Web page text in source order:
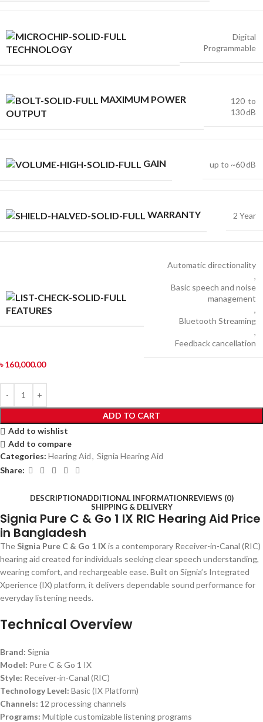
TECHNOLOGY
Digital
Programmable
MAXIMUM POWER
OUTPUT
120 to
130 dB
GAIN up to ~60 dB
WARRANTY 2 Year
FEATURES
Automatic directionality
,
Basic speech and noise
management
,
Bluetooth Streaming
,
Feedback cancellation
৳160,000.00
ADD TO CART
Add to wishlist
Add to compare
Categories: Hearing Aid, Signia Hearing Aid
Share:
DESCRIPTIONADDITIONAL INFORMATIONREVIEWS (0)
SHIPPING & DELIVERY
Signia Pure C & Go 1 IX RIC Hearing Aid Price
in Bangladesh
The Signia Pure C & Go 1 IX is a contemporary Receiver-in-Canal (RIC)
hearing aid created for individuals seeking clear speech understanding,
wearing comfort, and rechargeable ease. Built on Signia’s Integrated
Xperience (IX) platform, it delivers dependable sound performance for
everyday listening needs.
Technical Overview
Brand: Signia
Model: Pure C & Go 1 IX
Style: Receiver-in-Canal (RIC)
Technology Level: Basic (IX Platform)
Channels: 12 processing channels
Programs: Multiple customizable listening programs